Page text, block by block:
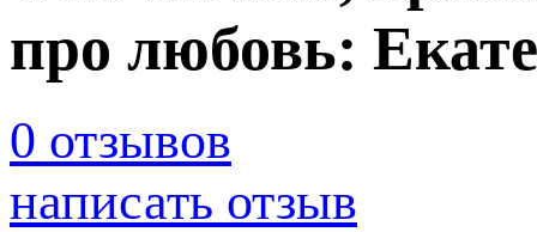
про любовь:
0 отзывов
написать отзыв